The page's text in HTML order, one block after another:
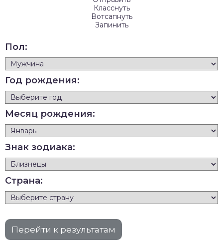
Класснуть
Вотсапнуть
Запинить
Пол:
Год рождения:
Месяц рождения:
Знак зодиака:
Страна: